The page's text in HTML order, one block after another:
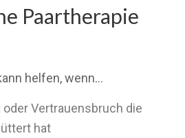
Paartherapie
helfen, wenn…
Vertrauensbruch die
hat